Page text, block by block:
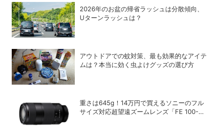
2026年のお盆の帰省ラッシュは分散傾向、
Uターンラッシュは？
アウトドアでの蚊対策、最も効果的なアイテ
ムは？本当に効く虫よけグッズの選び方
重さは645g！14万円で買えるソニーのフル
サイズ対応超望遠ズームレンズ「FE 100-